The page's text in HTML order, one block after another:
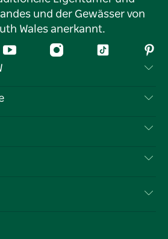
und der Gewässer von
Wales anerkannt.
YouTube InstagramTikTok